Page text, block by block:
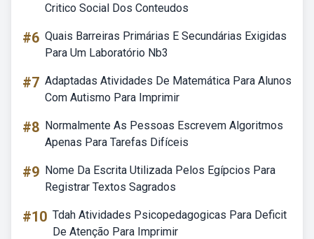
Critico Social Dos Conteudos
#6 Quais Barreiras Primárias E Secundárias Exigidas
Para Um Laboratório Nb3
#7 Adaptadas Atividades De Matemática Para Alunos
Com Autismo Para Imprimir
#8 Normalmente As Pessoas Escrevem Algoritmos
Apenas Para Tarefas Difíceis
#9 Nome Da Escrita Utilizada Pelos Egípcios Para
Registrar Textos Sagrados
#10 Tdah Atividades Psicopedagogicas Para Deficit
De Atenção Para Imprimir